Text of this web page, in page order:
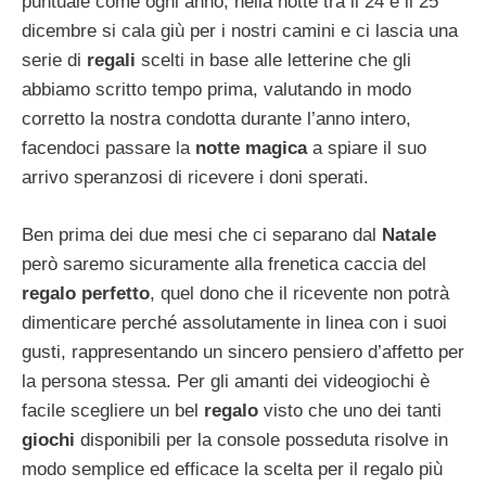
dicembre si cala giù per i nostri camini e ci lascia una
serie di regali scelti in base alle letterine che gli
abbiamo scritto tempo prima, valutando in modo
corretto la nostra condotta durante l’anno intero,
facendoci passare la notte magica a spiare il suo
arrivo speranzosi di ricevere i doni sperati.
Ben prima dei due mesi che ci separano dal Natale
però saremo sicuramente alla frenetica caccia del
regalo perfetto, quel dono che il ricevente non potrà
dimenticare perché assolutamente in linea con i suoi
gusti, rappresentando un sincero pensiero d’affetto per
la persona stessa. Per gli amanti dei videogiochi è
facile scegliere un bel regalo visto che uno dei tanti
giochi disponibili per la console posseduta risolve in
modo semplice ed efficace la scelta per il regalo più